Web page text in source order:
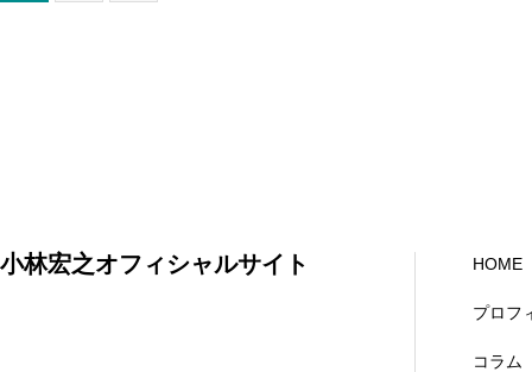
小林宏之オフィシャルサイト HOME
プロフ
コラム